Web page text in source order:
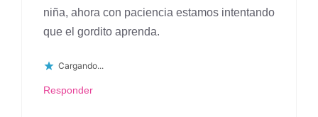
niña, ahora con paciencia estamos intentando
que el gordito aprenda.
Cargando...
Responder